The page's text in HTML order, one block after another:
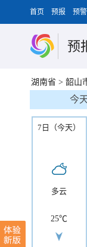
首页 预报 预警
预
湖南省 > 韶山
今
7日（今天）
多云
25℃